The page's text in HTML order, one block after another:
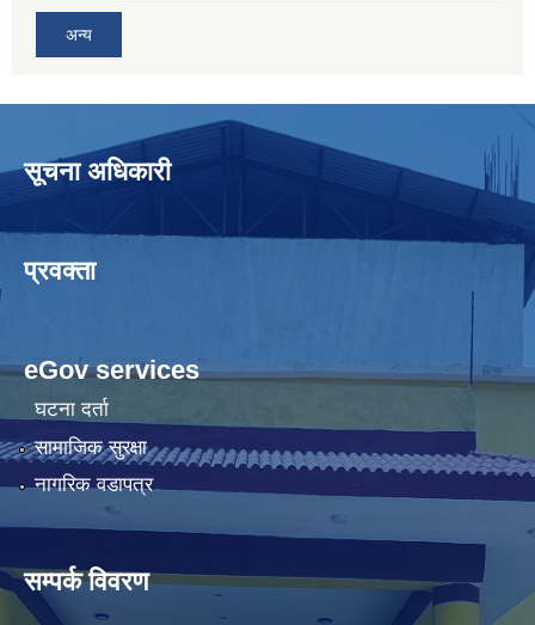
अन्य
सूचना अधिकारी
प्रवक्ता
eGov services
घटना दर्ता
सामाजिक सुरक्षा
नागरिक वडापत्र
सम्पर्क विवरण